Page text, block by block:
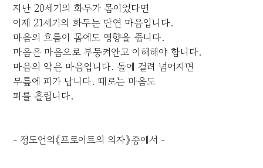
지난 20세기의 화두가 몸이었다면
이제 21세기의 화두는 단연 마음입니다.
마음의 흐름이 몸에도 영향을 줍니다.
마음은 마음으로 부둥켜안고 이해해야 합니다.
마음의 약은 마음입니다. 돌에 걸려 넘어지면
무릎에 피가 납니다. 때로는 마음도
피를 흘립니다.
- 정도언의《프로이트의 의자》중에서 -